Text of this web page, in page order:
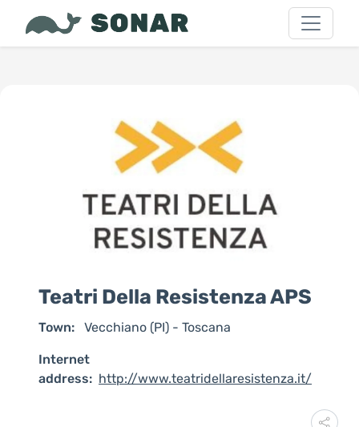
Teatri Della Resistenza APS
Town: Vecchiano (PI) - Toscana
Internet
address: http://www.teatridellaresistenza.it/